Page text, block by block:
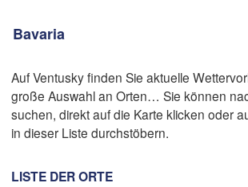
Bavaria
Auf Ventusky finden Sie aktuelle
große Auswahl an Orten… Sie können
suchen, direkt auf die Karte klicken oder
in dieser Liste durchstöbern.
LISTE DER ORTE
Reno